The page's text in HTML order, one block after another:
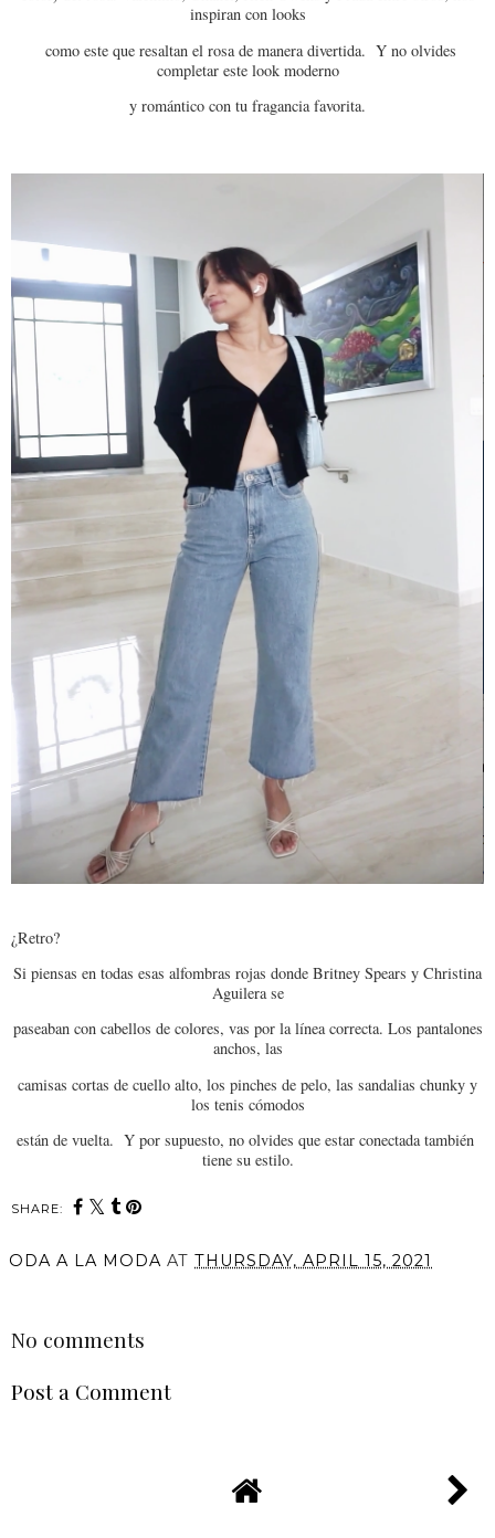
inspiran con looks
como este que resaltan el rosa de manera divertida. Y no olvides
completar este look moderno
y romántico con tu fragancia favorita.
¿Retro?
Si piensas en todas esas alfombras rojas donde Britney Spears y Christina
Aguilera se
paseaban con cabellos de colores, vas por la línea correcta. Los pantalones
anchos, las
camisas cortas de cuello alto, los pinches de pelo, las sandalias chunky y
los tenis cómodos
están de vuelta. Y por supuesto, no olvides que estar conectada también
tiene su estilo.
SHARE:
ODA A LA MODA AT THURSDAY, APRIL 15, 2021
No comments
Post a Comment